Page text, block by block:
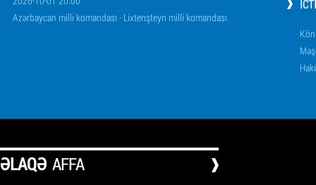
Azərbaycan milli komandası - Lixtenşteyn milli komandası
ƏLAQƏ AFFA